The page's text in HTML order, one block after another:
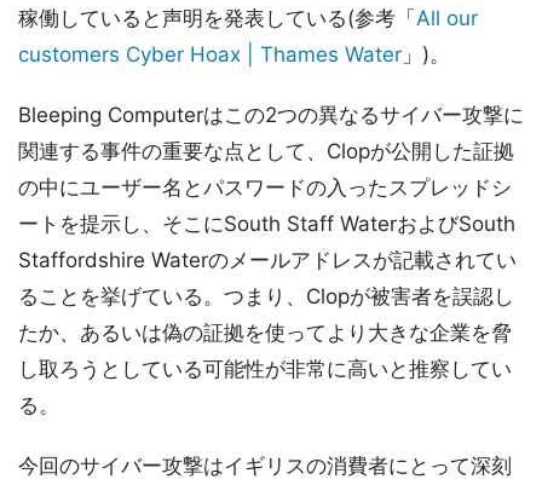
稼働していると声明を発表している(参考「All our
customers Cyber Hoax | Thames Water 」)。
Bleeping Computerはこの2つの異なるサイバー攻撃に
関連する事件の重要な点として、Clopが公開した証拠
の中にユーザー名とパスワードの入ったスプレッドシ
ートを提示し、そこにSouth Staff WaterおよびSouth
Staffordshire Waterのメールアドレスが記載されてい
ることを挙げている。つまり、Clopが被害者を誤認し
たか、あるいは偽の証拠を使ってより大きな企業を脅
し取ろうとしている可能性が非常に高いと推察してい
る。
今回のサイバー攻撃はイギリスの消費者にとって深刻